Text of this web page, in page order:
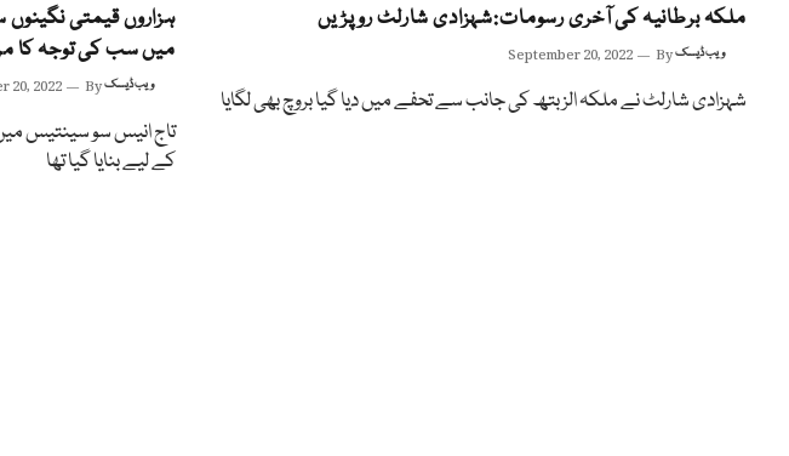
ملکہ برطانیہ کی آخری رسومات:شہزادی شارلٹ رو پڑیں
September 20, 2022 Byویب ڈیسک
شہزادی شارلٹ نے ملکہ الزبتھ کی جانب سے تحفے میں دیا گیا بروچ بھی لگایا
ہزاروں قیمتی
میں سب کی توجہ کا
20, 2022 Byویب ڈیسک
تاج انیس سو سینتیس
کے لیے بنایا گیا تھا